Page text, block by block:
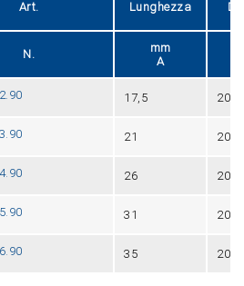
Art. Lunghezza
N.
mm
A
17,5 20
21 20
26 20
31 20
35 20